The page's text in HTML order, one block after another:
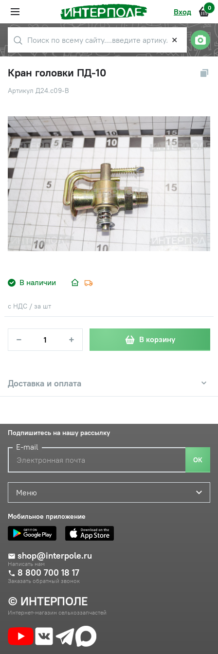
Вход 0
✕
Кран головки ПД-10
Артикул Д24.с09-В
В наличии
с НДС / за шт
− + В корзину
Доставка и оплата
© ИНТЕРПОЛЕ
Интернет-магазин сельхоззапчастей
Меню
Мобильное приложение
shop@interpole.ru
Написать нам
8 800 700 18 17
Заказать обратный звонок
Подпишитесь на нашу рассылку
E-mail
ОК